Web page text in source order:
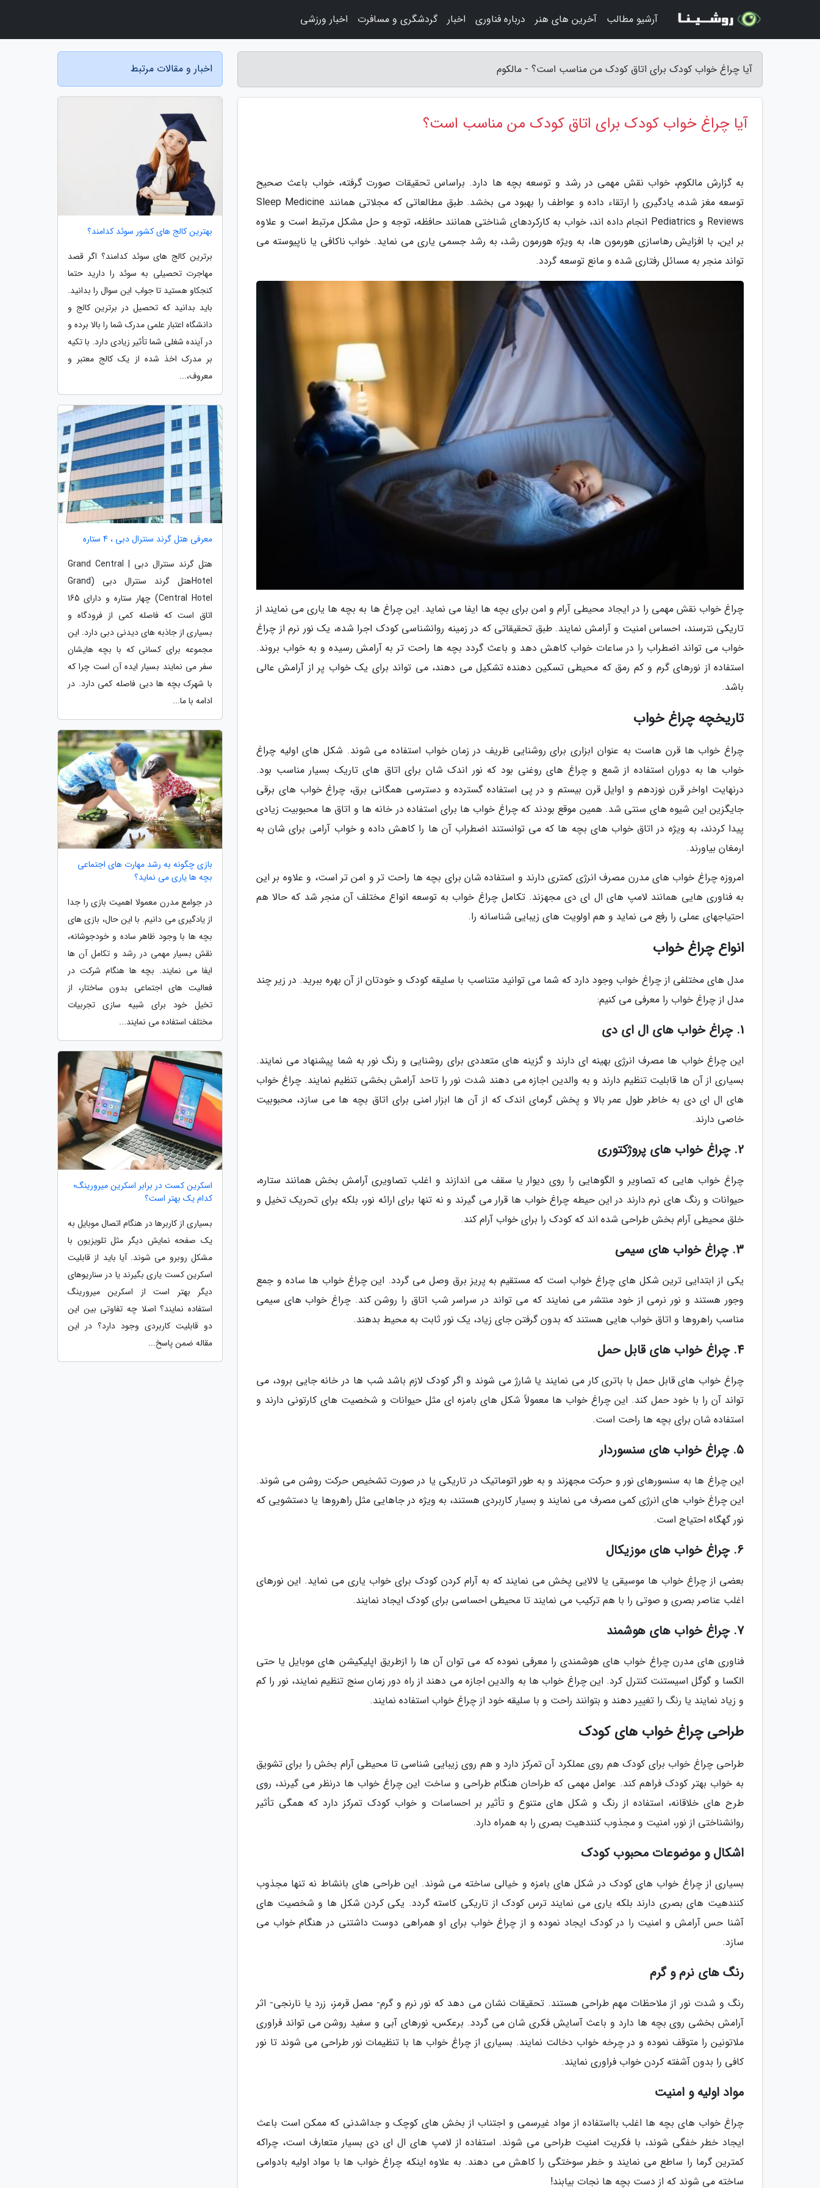
آیا چراغ خواب کودک برای اتاق کودک من مناسب است؟ - مالکوم
آیا چراغ خواب کودک برای اتاق کودک من مناسب است؟
به گزارش مالکوم، خواب نقش مهمی در رشد و توسعه بچه ها دارد. براساس تحقیقات صورت گرفته، خواب باعث صحیح
توسعه مغز شده، یادگیری را ارتقاء داده و عواطف را بهبود می بخشد. طبق مطالعاتی که مجلاتی همانند Sleep Medicine
Reviews و Pediatrics انجام داده اند، خواب به کارکردهای شناختی همانند حافظه، توجه و حل مشکل مرتبط است و علاوه
بر این، با افزایش رهاسازی هورمون ها، به ویژه هورمون رشد، به رشد جسمی یاری می نماید. خواب ناکافی یا ناپیوسته می
تواند منجر به مسائل رفتاری شده و مانع توسعه گردد.
چراغ خواب نقش مهمی را در ایجاد محیطی آرام و امن برای بچه ها ایفا می نماید. این چراغ ها به بچه ها یاری می نمایند از
تاریکی نترسند، احساس امنیت و آرامش نمایند. طبق تحقیقاتی که در زمینه روانشناسی کودک اجرا شده، یک نور نرم از چراغ
خواب می تواند اضطراب را در ساعات خواب کاهش دهد و باعث گردد بچه ها راحت تر به آرامش رسیده و به خواب بروند.
استفاده از نورهای گرم و کم رمق که محیطی تسکین دهنده تشکیل می دهند، می تواند برای یک خواب پر از آرامش عالی
باشد.
تاریخچه چراغ خواب
چراغ خواب ها قرن هاست به عنوان ابزاری برای روشنایی ظریف در زمان خواب استفاده می شوند. شکل های اولیه چراغ
خواب ها به دوران استفاده از شمع و چراغ های روغنی بود که نور اندک شان برای اتاق های تاریک بسیار مناسب بود.
درنهایت اواخر قرن نوزدهم و اوایل قرن بیستم و در پی استفاده گسترده و دسترسی همگانی برق، چراغ خواب های برقی
جایگزین این شیوه های سنتی شد. همین موقع بودند که چراغ خواب ها برای استفاده در خانه ها و اتاق ها محبوبیت زیادی
پیدا کردند، به ویژه در اتاق خواب های بچه ها که می توانستند اضطراب آن ها را کاهش داده و خواب آرامی برای شان به
ارمغان بیاورند.
امروزه چراغ خواب های مدرن مصرف انرژی کمتری دارند و استفاده شان برای بچه ها راحت تر و امن تر است، و علاوه بر این
به فناوری هایی همانند لامپ های ال ای دی مجهزند. تکامل چراغ خواب به توسعه انواع مختلف آن منجر شد که حالا هم
احتیاجهای عملی را رفع می نماید و هم اولویت های زیبایی شناسانه را.
انواع چراغ خواب
مدل های مختلفی از چراغ خواب وجود دارد که شما می توانید متناسب با سلیقه کودک و خودتان از آن بهره ببرید. در زیر چند
مدل از چراغ خواب را معرفی می کنیم:
1. چراغ خواب های ال ای دی
این چراغ خواب ها مصرف انرژی بهینه ای دارند و گزینه های متعددی برای روشنایی و رنگ نور به شما پیشنهاد می نمایند.
بسیاری از آن ها قابلیت تنظیم دارند و به والدین اجازه می دهند شدت نور را تاحد آرامش بخشی تنظیم نمایند. چراغ خواب
های ال ای دی به خاطر طول عمر بالا و پخش گرمای اندک که از آن ها ابزار امنی برای اتاق بچه ها می سازد، محبوبیت
خاصی دارند.
2. چراغ خواب های پروژکتوری
چراغ خواب هایی که تصاویر و الگوهایی را روی دیوار یا سقف می اندازند و اغلب تصاویری آرامش بخش همانند ستاره،
حیوانات و رنگ های نرم دارند در این حیطه چراغ خواب ها قرار می گیرند و نه تنها برای ارائه نور، بلکه برای تحریک تخیل و
خلق محیطی آرام بخش طراحی شده اند که کودک را برای خواب آرام کند.
3. چراغ خواب های سیمی
یکی از ابتدایی ترین شکل های چراغ خواب است که مستقیم به پریز برق وصل می گردد. این چراغ خواب ها ساده و جمع
وجور هستند و نور نرمی از خود منتشر می نمایند که می تواند در سراسر شب اتاق را روشن کند. چراغ خواب های سیمی
مناسب راهروها و اتاق خواب هایی هستند که بدون گرفتن جای زیاد، یک نور ثابت به محیط بدهند.
4. چراغ خواب های قابل حمل
چراغ خواب های قابل حمل با باتری کار می نمایند یا شارژ می شوند و اگر کودک لازم باشد شب ها در خانه جایی برود، می
تواند آن را با خود حمل کند. این چراغ خواب ها معمولاً شکل های بامزه ای مثل حیوانات و شخصیت های کارتونی دارند و
استفاده شان برای بچه ها راحت است.
5. چراغ خواب های سنسوردار
این چراغ ها به سنسورهای نور و حرکت مجهزند و به طور اتوماتیک در تاریکی یا در صورت تشخیص حرکت روشن می شوند.
این چراغ خواب های انرژی کمی مصرف می نمایند و بسیار کاربردی هستند، به ویژه در جاهایی مثل راهروها یا دستشویی که
نور گهگاه احتیاج است.
6. چراغ خواب های موزیکال
بعضی از چراغ خواب ها موسیقی یا لالایی پخش می نمایند که به آرام کردن کودک برای خواب یاری می نماید. این نورهای
اغلب عناصر بصری و صوتی را با هم ترکیب می نمایند تا محیطی احساسی برای کودک ایجاد نمایند.
7. چراغ خواب های هوشمند
فناوری های مدرن چراغ خواب های هوشمندی را معرفی نموده که می توان آن ها را ازطریق اپلیکیشن های موبایل یا حتی
الکسا و گوگل اسیستنت کنترل کرد. این چراغ خواب ها به والدین اجازه می دهند از راه دور زمان سنج تنظیم نمایند، نور را کم
و زیاد نمایند یا رنگ را تغییر دهند و بتوانند راحت و با سلیقه خود از چراغ خواب استفاده نمایند.
طراحی چراغ خواب های کودک
طراحی چراغ خواب برای کودک هم روی عملکرد آن تمرکز دارد و هم روی زیبایی شناسی تا محیطی آرام بخش را برای تشویق
به خواب بهتر کودک فراهم کند. عوامل مهمی که طراحان هنگام طراحی و ساخت این چراغ خواب ها درنظر می گیرند، روی
طرح های خلاقانه، استفاده از رنگ و شکل های متنوع و تأثیر بر احساسات و خواب کودک تمرکز دارد که همگی تأثیر
روانشناختی از نور، امنیت و مجذوب کنندهیت بصری را به همراه دارد.
اشکال و موضوعات محبوب کودک
بسیاری از چراغ خواب های کودک در شکل های بامزه و خیالی ساخته می شوند. این طراحی های بانشاط نه تنها مجذوب
کنندهیت های بصری دارند بلکه یاری می نمایند ترس کودک از تاریکی کاسته گردد. یکی کردن شکل ها و شخصیت های
آشنا حس آرامش و امنیت را در کودک ایجاد نموده و از چراغ خواب برای او همراهی دوست داشتنی در هنگام خواب می
سازد.
رنگ های نرم و گرم
رنگ و شدت نور از ملاحظات مهم طراحی هستند. تحقیقات نشان می دهد که نور نرم و گرم- مصل قرمز، زرد یا نارنجی- اثر
آرامش بخشی روی بچه ها دارد و باعث آسایش فکری شان می گردد. برعکس، نورهای آبی و سفید روشن می تواند فراوری
ملاتونین را متوقف نموده و در چرخه خواب دخالت نمایند. بسیاری از چراغ خواب ها با تنظیمات نور طراحی می شوند تا نور
کافی را بدون آشفته کردن خواب فراوری نمایند.
مواد اولیه و امنیت
چراغ خواب های بچه ها اغلب بااستفاده از مواد غیرسمی و اجتناب از بخش های کوچک و جداشدنی که ممکن است باعث
ایجاد خطر خفگی شوند، با فکریت امنیت طراحی می شوند. استفاده از لامپ های ال ای دی بسیار متعارف است، چراکه
کمترین گرما را ساطع می نمایند و خطر سوختگی را کاهش می دهند. به علاوه اینکه چراغ خواب ها با مواد اولیه بادوامی
ساخته می شوند که از دست بچه ها نجات بیابند!
اخبار و مقالات مرتبط
بهترین کالج های کشور سوئد کدامند؟
برترین کالج های سوئد کدامند؟ اگر قصد
مهاجرت تحصیلی به سوئد را دارید حتما
کنجکاو هستید تا جواب این سوال را بدانید.
باید بدانید که تحصیل در برترین کالج و
دانشگاه اعتبار علمی مدرک شما را بالا برده و
در آینده شغلی شما تأثیر زیادی دارد. با تکیه
بر مدرک اخذ شده از یک کالج معتبر و
معروف،...
معرفی هتل گرند سنترال دبی ، 4 ستاره
هتل گرند سنترال دبی | Grand Central
Hotelهتل گرند سنترال دبی (Grand
Central Hotel) چهار ستاره و دارای 165
اتاق است که فاصله کمی از فرودگاه و
بسیاری از جاذبه های دیدنی دبی دارد. این
مجموعه برای کسانی که با بچه هایشان
سفر می نمایند بسیار ایده آن است چرا که
با شهرک بچه ها دبی فاصله کمی دارد. در
ادامه با ما...
بازی چگونه به رشد مهارت های اجتماعی
بچه ها یاری می نماید؟
در جوامع مدرن معمولا اهمیت بازی را جدا
از یادگیری می دانیم. با این حال، بازی های
بچه ها با وجود ظاهر ساده و خودجوشانه،
نقش بسیار مهمی در رشد و تکامل آن ها
ایفا می نمایند. بچه ها هنگام شرکت در
فعالیت های اجتماعی بدون ساختار، از
تخیل خود برای شبیه سازی تجربیات
مختلف استفاده می نمایند...
اسکرین کست در برابر اسکرین میرورینگ؛
کدام یک بهتر است؟
بسیاری از کاربرها در هنگام اتصال موبایل به
یک صفحه نمایش دیگر مثل تلویزیون با
مشکل روبرو می شوند. آیا باید از قابلیت
اسکرین کست یاری بگیرند یا در سناریوهای
دیگر بهتر است از اسکرین میرورینگ
استفاده نمایند؟ اصلا چه تفاوتی بین این
دو قابلیت کاربردی وجود دارد؟ در این
مقاله ضمن پاسخ...
آرشیو مطالب آخرین های هنر درباره فناوری اخبار گردشگری و مسافرت اخبار ورزشی